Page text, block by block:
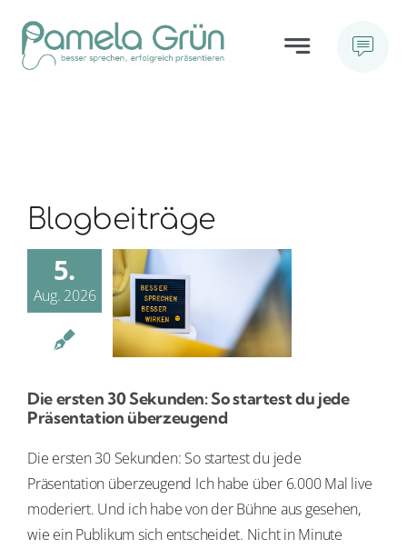
content
Toggle
BLOG
FAQ
HÖRPROBEN
KONTAKT
Blogbeiträge
5.
Aug. 2026
Die ersten 30 Sekunden: So startest du jede
Präsentation überzeugend
Die ersten 30 Sekunden: So startest du jede
Präsentation überzeugend Ich habe über 6.000 Mal live
moderiert. Und ich habe von der Bühne aus gesehen,
wie ein Publikum sich entscheidet. Nicht in Minute